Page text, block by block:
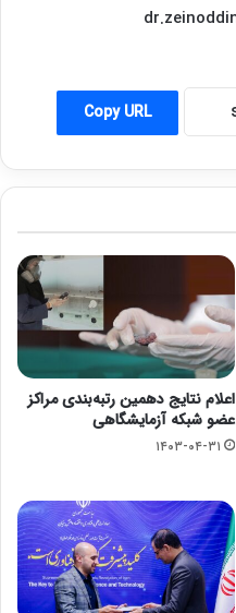
Copy URL
اعلام نتایج دهمین رتبه‌بندی مراکز
عضو شبکه آزمایشگاهی
۱۴۰۳-۰۴-۳۱